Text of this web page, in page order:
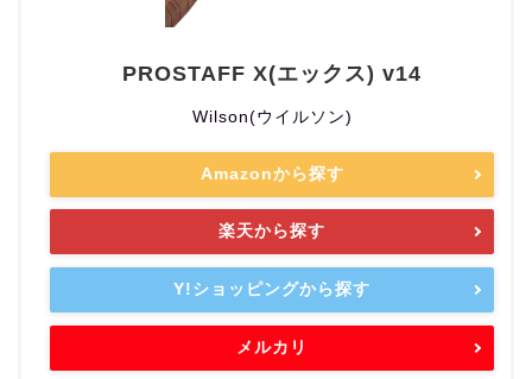
PROSTAFF X(エックス) v14
Wilson(ウイルソン)
Amazonから探す
楽天から探す
Y!ショッピングから探す
メルカリ